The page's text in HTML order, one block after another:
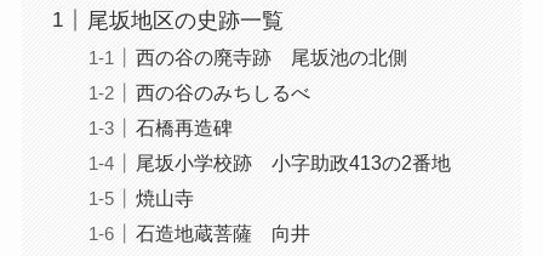
尾坂地区の史跡一覧
西の谷の廃寺跡 尾坂池の北側
西の谷のみちしるべ
石橋再造碑
尾坂小学校跡 小字助政413の2番地
焼山寺
石造地蔵菩薩 向井